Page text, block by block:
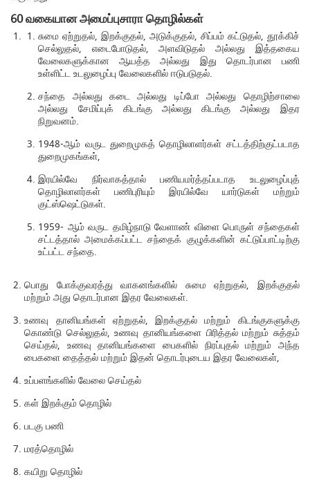
60 வகையான அமைப்புசாரா தொழில்கள்
சுமை ஏற்றுதல், இறக்குதல், அடுக்குதல், சிப்பம் கட்டுதல், தூக்கிச்
செல்லுதல், எடைபோடுதல், அளவிடுதல் அல்லது இத்தகைய
வேலைகளுக்கான ஆயத்த அல்லது இது தொடர்பான பணி
உள்ளிட்ட உடலுழைப்பு வேலைகளில் ஈடுபடுதல்.
சந்தை அல்லது கடை அல்லது டிப்போ அல்லது தொழிற்சாலை
அல்லது சேமிப்புக் கிடங்கு அல்லது கிடங்கு அல்லது இதர
நிறுவனம்.
1948-ஆம் வருட துறைமுகத் தொழிலாளர்கள் சட்டத்திற்குட்படாத
துறைமுகங்கள்,
இரயில்வே நிர்வாகத்தால் பணியமர்த்தப்படாத உடலுழைப்புத்
தொழிலாளர்கள் பணிபுரியும் இரயில்வே யார்டுகள் மற்றும்
குட்ஸ்ஷெட்டுகள்.
1959- ஆம் வருட தமிழ்நாடு வேளாண் விளை பொருள் சந்தைகள்
சட்டத்தால் அமைக்கப்பட்ட சந்தைக் குழுக்களின் கட்டுப்பாட்டிற்கு
உட்பட்ட சந்தை.
பொது போக்குவரத்து வாகனங்களில் சுமை ஏற்றுதல், இறக்குதல்
மற்றும் அது தொடர்பான இதர வேலைகள்.
உணவு தானியங்கள் ஏற்றுதல், இறக்குதல் மற்றும் கிடங்குகளுக்கு
கொண்டு செல்லுதல், உணவு தானியங்களை பிரித்தல் மற்றும் சுத்தம்
செய்தல், உணவு தானியங்களை பைகளில் நிரப்புதல் மற்றும் அந்த
பைகளை தைத்தல் மற்றும் இதன் தொடர்புடைய இதர வேலைகள்,
உப்பளங்களில் வேலை செய்தல்
கள் இறக்கும் தொழில்
படகு பணி
மரத்தொழில்
கயிறு தொழில்